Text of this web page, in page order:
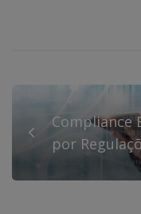
Compliance
por